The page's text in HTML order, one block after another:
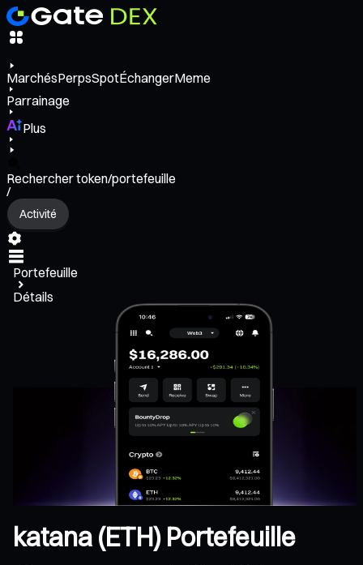
MarchésPerpsSpotÉchangerMeme
Parrainage
Plus
Rechercher token/portefeuille
/
Activité
Portefeuille
Détails
katana (ETH) Portefeuille